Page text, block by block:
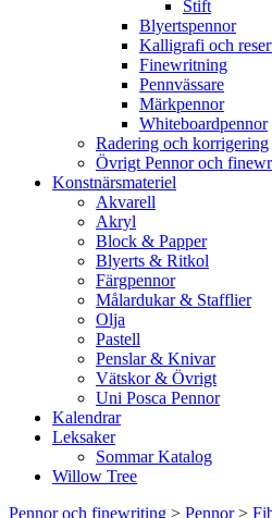
Stift
Blyertspennor
Kalligrafi och
Finewritning
Pennvässare
Märkpennor
Whiteboardpennor
Radering och korrigering
Övrigt Pennor och
Konstnärsmateriel
Akvarell
Akryl
Block & Papper
Blyerts & Ritkol
Färgpennor
Målardukar & Stafflier
Olja
Pastell
Penslar & Knivar
Vätskor & Övrigt
Uni Posca Pennor
Kalendrar
Leksaker
Sommar Katalog
Willow Tree
Pennor och finewriting > Pennor>